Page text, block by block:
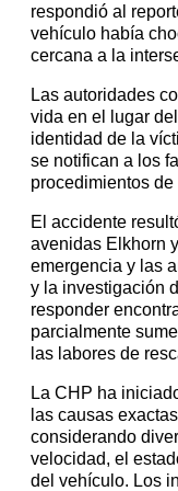
respondió al
vehículo había
cercana a la
Las autoridades
vida en el lugar
identidad de la
se notifican a los
procedimientos
El accidente
avenidas Elkhorn
emergencia y las
y la investigación
responder
parcialmente
las labores de
La CHP ha
las causas
considerando
velocidad, el
del vehículo. Los